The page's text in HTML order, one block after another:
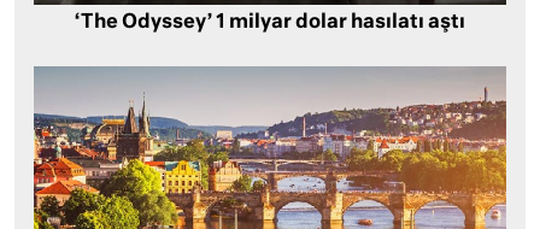
‘The Odyssey’ 1 milyar dolar hasılatı aştı